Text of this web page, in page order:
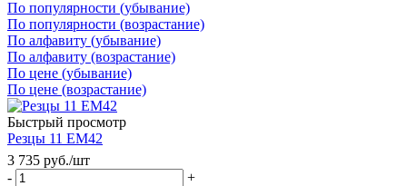
По популярности (убывание)
По популярности (возрастание)
По алфавиту (убывание)
По алфавиту (возрастание)
По цене (убывание)
По цене (возрастание)
Быстрый просмотр
Резцы 11 ЕМ42
3 735 руб./шт
-
+